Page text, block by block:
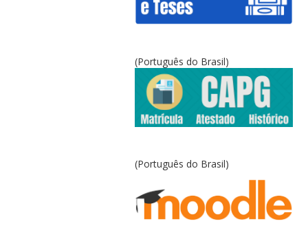
(Português do Brasil)
(Português do Brasil)